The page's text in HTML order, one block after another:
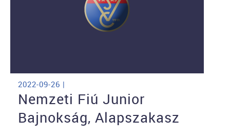
2022-09-26 |
Nemzeti Fiú Junior
Bajnokság, Alapszakasz